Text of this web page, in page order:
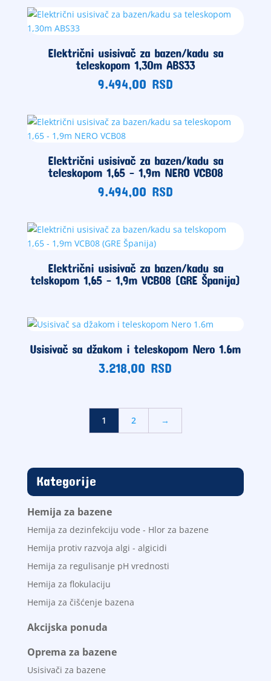
Električni usisivač za bazen/kadu sa
teleskopom 1,30m ABS33
9.494,00 RSD
Električni usisivač za bazen/kadu sa
teleskopom 1,65 – 1,9m NERO VCB08
9.494,00 RSD
Električni usisivač za bazen/kadu sa
telskopom 1,65 – 1,9m VCB08 (GRE Španija)
Usisivač sa džakom i teleskopom Nero 1.6m
3.218,00 RSD
1 2 →
Kategorije
Hemija za bazene
Hemija za dezinfekciju vode - Hlor za bazene
Hemija protiv razvoja algi - algicidi
Hemija za regulisanje pH vrednosti
Hemija za flokulaciju
Hemija za čišćenje bazena
Akcijska ponuda
Oprema za bazene
Usisivači za bazene